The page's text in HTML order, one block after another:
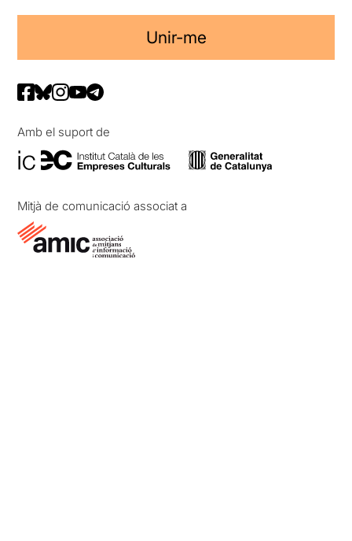
Unir-me
Amb el suport de
Mitjà de comunicació associat a